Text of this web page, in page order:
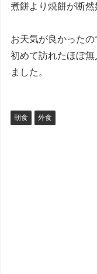
煮餅より焼餅が断然
お天気が良かったの
初めて訪れたほぼ
ました。
朝食 外食